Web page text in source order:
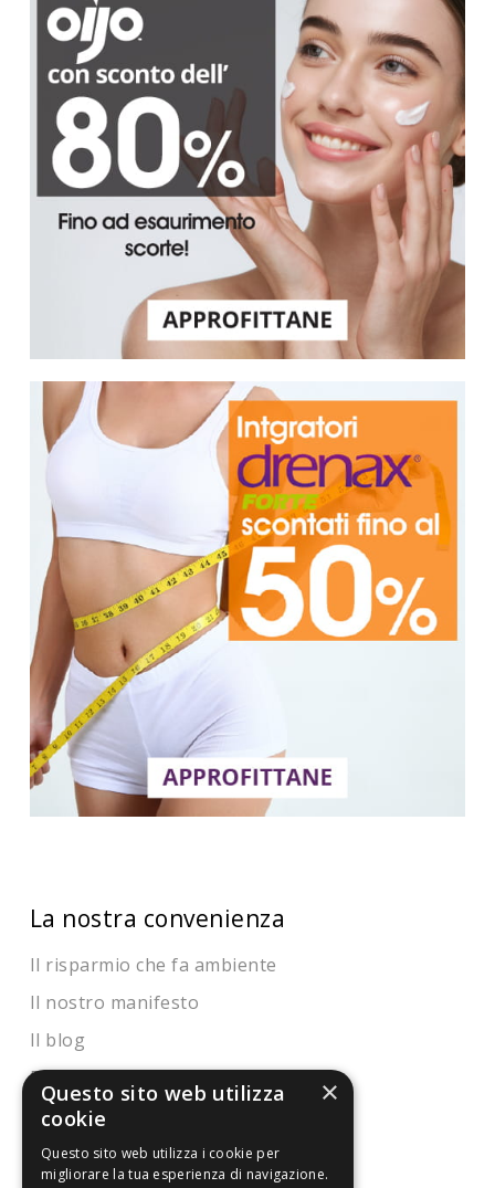
La nostra convenienza
Il risparmio che fa ambiente
Il nostro manifesto
Il blog
Perché fidarti
Vendi con noi
Chi siamo
×
Questo sito web utilizza
cookie
Questo sito web utilizza i cookie per
migliorare la tua esperienza di navigazione.